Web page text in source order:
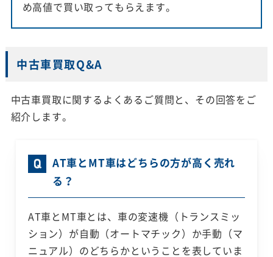
め高値で買い取ってもらえます。
中古車買取Q&A
中古車買取に関するよくあるご質問と、その回答をご
紹介します。
AT車とMT車はどちらの方が高く売れ
る？
AT車とMT車とは、車の変速機（トランスミッ
ション）が自動（オートマチック）か手動（マ
ニュアル）のどちらかということを表していま